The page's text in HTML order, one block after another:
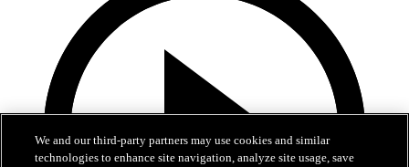
We and our third-party partners may use cookies and similar
technologies to enhance site navigation, analyze site usage, save